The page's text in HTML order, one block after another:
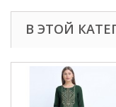
В ЭТОЙ